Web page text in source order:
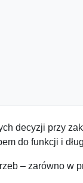
decyzji przy
do funkcji i
– zarówno w